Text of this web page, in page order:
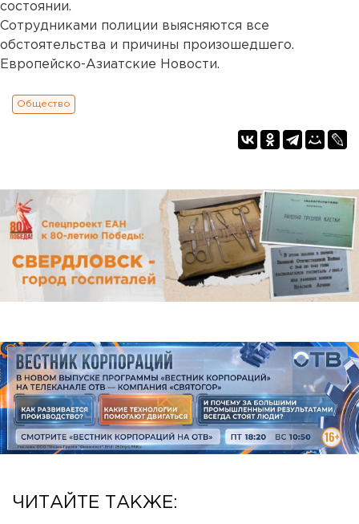
состоянии.
Сотрудниками полиции выясняются все
обстоятельства и причины произошедшего.
Европейско-Азиатские Новости.
Общество
ЧИТАЙТЕ ТАКЖЕ: